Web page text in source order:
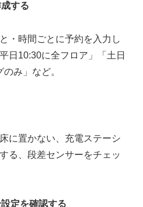
する
・時間ごとに予約を入力し
日10:30に全フロア」「土日
み」など。
に置かない、充電ステーシ
る、段差センサーをチェッ
定を確認する